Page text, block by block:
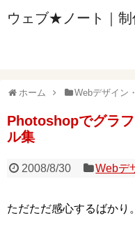
ウェブ★ノート｜制
ホーム Webデザイン
Photoshopでグラ
ル集
2008/8/30 Webデ
ただただ感心するばかり。